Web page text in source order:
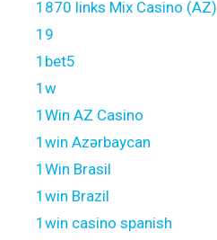
1870 links Mix Casino (AZ)
19
1bet5
1w
1Win AZ Casino
1win Azərbaycan
1Win Brasil
1win Brazil
1win casino spanish